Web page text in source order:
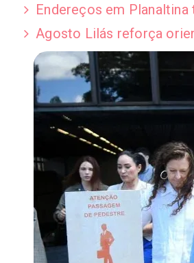
Endereços em
Agosto Lilás reforça